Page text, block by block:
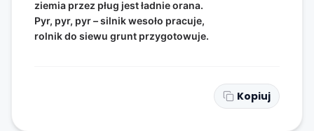
ziemia przez pług jest ładnie orana.
Pyr, pyr, pyr – silnik wesoło pracuje,
rolnik do siewu grunt przygotowuje.
Kopiuj